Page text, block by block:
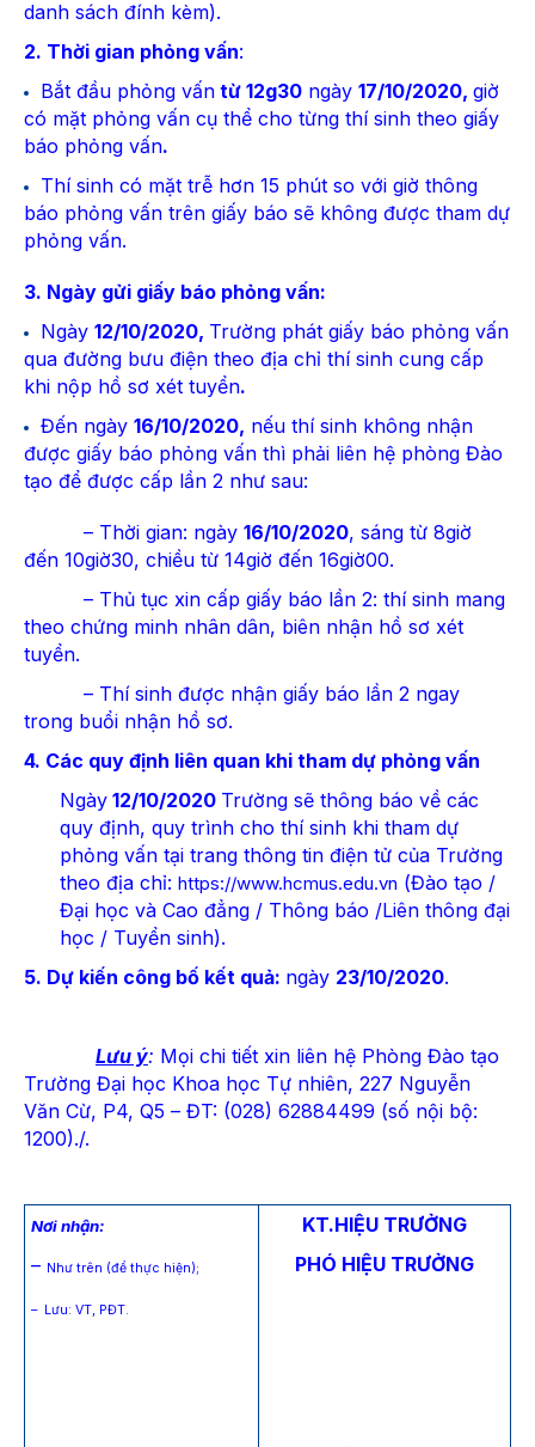
danh sách đính kèm).
2. Thời gian phỏng vấn:
Bắt đầu phỏng vấn từ 12g30 ngày 17/10/2020, giờ
có mặt phỏng vấn cụ thể cho từng thí sinh theo giấy
báo phỏng vấn.
Thí sinh có mặt trễ hơn 15 phút so với giờ thông
báo phỏng vấn trên giấy báo sẽ không được tham dự
phỏng vấn.
3. Ngày gửi giấy báo phỏng vấn:
Ngày 12/10/2020, Trường phát giấy báo phỏng vấn
qua đường bưu điện theo địa chỉ thí sinh cung cấp
khi nộp hồ sơ xét tuyển.
Đến ngày 16/10/2020, nếu thí sinh không nhận
được giấy báo phỏng vấn thì phải liên hệ phòng Đào
tạo để được cấp lần 2 như sau:
– Thời gian: ngày 16/10/2020, sáng từ 8giờ
đến 10giờ30, chiều từ 14giờ đến 16giờ00.
– Thủ tục xin cấp giấy báo lần 2: thí sinh mang
theo chứng minh nhân dân, biên nhận hồ sơ xét
tuyển.
– Thí sinh được nhận giấy báo lần 2 ngay
trong buổi nhận hồ sơ.
4. Các quy định liên quan khi tham dự phỏng vấn
Ngày 12/10/2020 Trường sẽ thông báo về các
quy định, quy trình cho thí sinh khi tham dự
phỏng vấn tại trang thông tin điện tử của Trường
theo địa chỉ: https://www.hcmus.edu.vn (Đào tạo /
Đại học và Cao đẳng / Thông báo /Liên thông đại
học / Tuyển sinh).
5. Dự kiến công bố kết quả: ngày 23/10/2020.
Lưu ý: Mọi chi tiết xin liên hệ Phòng Đào tạo
Trường Đại học Khoa học Tự nhiên, 227 Nguyễn
Văn Cừ, P4, Q5 – ĐT: (028) 62884499 (số nội bộ:
1200)./.
Nơi nhận:
– Như trên (để thực hiện);
– Lưu: VT, PĐT.
KT.HIỆU TRƯỞNG
PHÓ HIỆU TRƯỞNG